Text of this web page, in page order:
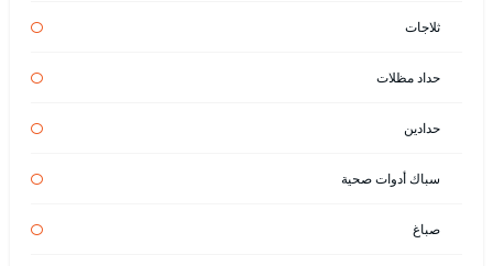
ثلاجات
حداد مظلات
حدادين
سباك أدوات صحية
صباغ